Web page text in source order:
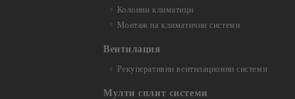
Колонни климатици
Монтаж на климатични системи
Вентилация
Рекуперативни вентилационни системи
Мулти сплит системи